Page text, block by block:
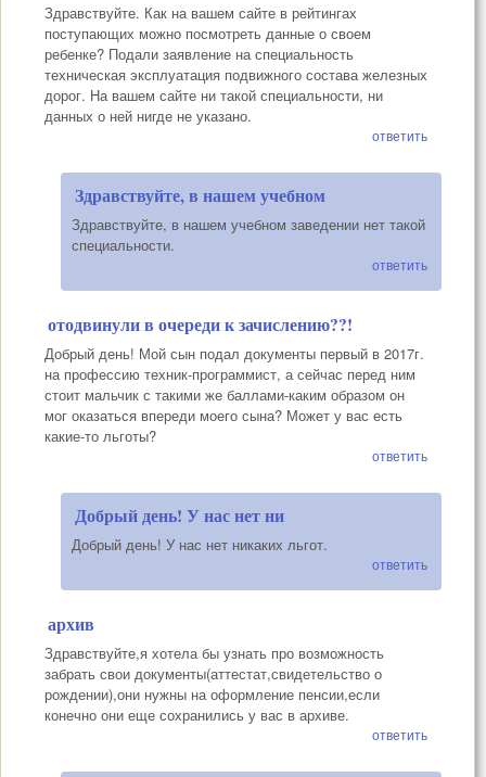
Здравствуйте. Как на вашем сайте в рейтингах
поступающих можно посмотреть данные о своем
ребенке? Подали заявление на специальность
техническая эксплуатация подвижного состава железных
дорог. На вашем сайте ни такой специальности, ни
данных о ней нигде не указано.
ответить
Здравствуйте, в нашем учебном
Здравствуйте, в нашем учебном заведении нет такой
специальности.
ответить
отодвинули в очереди к зачислению??!
Добрый день! Мой сын подал документы первый в 2017г.
на профессию техник-программист, а сейчас перед ним
стоит мальчик с такими же баллами-каким образом он
мог оказаться впереди моего сына? Может у вас есть
какие-то льготы?
ответить
Добрый день! У нас нет ни
Добрый день! У нас нет никаких льгот.
ответить
архив
Здравствуйте,я хотела бы узнать про возможность
забрать свои документы(аттестат,свидетельство о
рождении),они нужны на оформление пенсии,если
конечно они еще сохранились у вас в архиве.
ответить